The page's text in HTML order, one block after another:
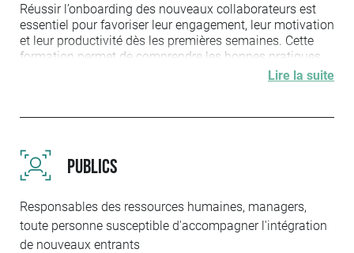
Réussir l’onboarding des nouveaux collaborateurs est
essentiel pour favoriser leur engagement, leur motivation
et leur productivité dès les premières semaines. Cette
formation permet de comprendre les bonnes pratiques
pour organiser une intégration structurée et efficace,
Les participants découvrent les étapes clés de
l’accueil jusqu’au suivi post-intégration, et apprennent à
créer un parcours d’intégration d’un nouveau
collaborateur motivant et structuré. La formation aborde
des équipes dans l’intégration des nouveaux
collaborateurs, ainsi que les outils et méthodes pour
faciliter leur adaptation.
Lire la suite
PUBLICS
Responsables des ressources humaines, managers,
toute personne susceptible d'accompagner l'intégration
de nouveaux entrants